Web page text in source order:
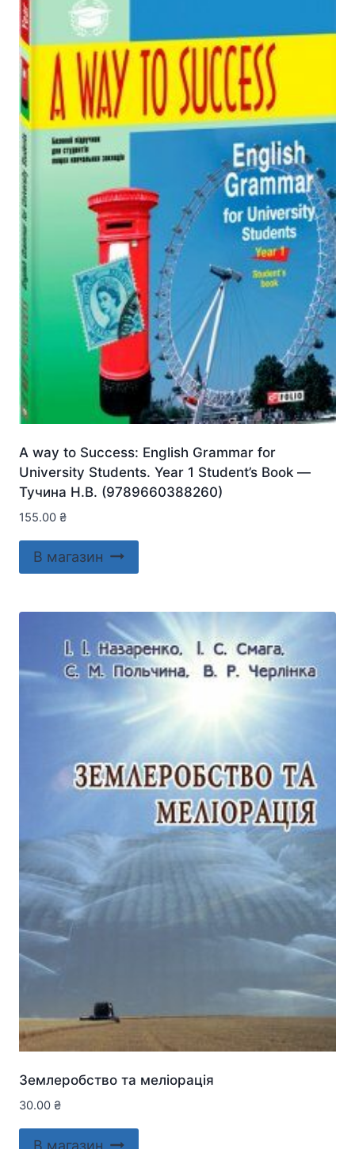
A way to Success: English Grammar for
University Students. Year 1 Student’s Book —
Тучина Н.В. (9789660388260)
155.00 ₴
В магазин
Землеробство та меліорація
30.00 ₴
В магазин